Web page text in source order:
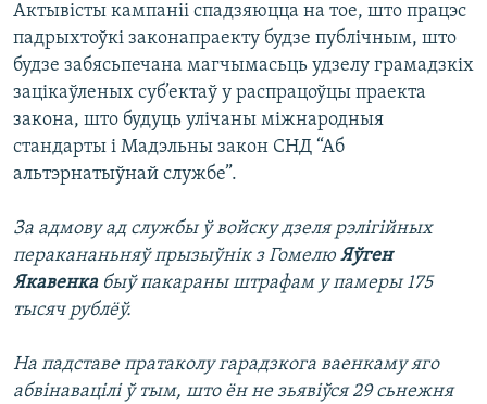
Актывісты кампаніі спадзяюцца на тое, што працэс
падрыхтоўкі законапраекту будзе публічным, што
будзе забясьпечана магчымасьць удзелу грамадзкіх
зацікаўленых суб’ектаў у распрацоўцы праекта
закона, што будуць улічаны міжнародныя
стандарты і Мадэльны закон СНД “Аб
альтэрнатыўнай службе”.
За адмову ад службы ў войску дзеля рэлігійных
перакананьняў прызыўнік з Гомелю Яўген
Якавенкабыў пакараны штрафам у памеры 175
тысяч рублёў.
На падставе пратаколу гарадзкога ваенкаму яго
абвінавацілі ў тым, што ён не зьявіўся 29 сьнежня